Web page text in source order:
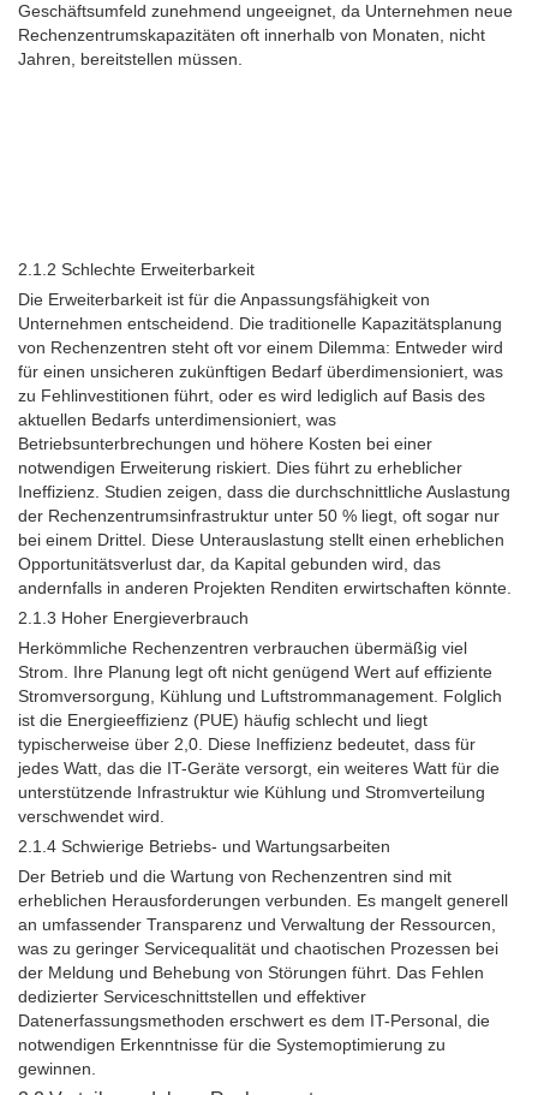
Geschäftsumfeld zunehmend ungeeignet, da Unternehmen neue
Rechenzentrumskapazitäten oft innerhalb von Monaten, nicht
Jahren, bereitstellen müssen.
2.1.2 Schlechte Erweiterbarkeit
Die Erweiterbarkeit ist für die Anpassungsfähigkeit von
Unternehmen entscheidend. Die traditionelle Kapazitätsplanung
von Rechenzentren steht oft vor einem Dilemma: Entweder wird
für einen unsicheren zukünftigen Bedarf überdimensioniert, was
zu Fehlinvestitionen führt, oder es wird lediglich auf Basis des
aktuellen Bedarfs unterdimensioniert, was
Betriebsunterbrechungen und höhere Kosten bei einer
notwendigen Erweiterung riskiert. Dies führt zu erheblicher
Ineffizienz. Studien zeigen, dass die durchschnittliche Auslastung
der Rechenzentrumsinfrastruktur unter 50 % liegt, oft sogar nur
bei einem Drittel. Diese Unterauslastung stellt einen erheblichen
Opportunitätsverlust dar, da Kapital gebunden wird, das
andernfalls in anderen Projekten Renditen erwirtschaften könnte.
2.1.3 Hoher Energieverbrauch
Herkömmliche Rechenzentren verbrauchen übermäßig viel
Strom. Ihre Planung legt oft nicht genügend Wert auf effiziente
Stromversorgung, Kühlung und Luftstrommanagement. Folglich
ist die Energieeffizienz (PUE) häufig schlecht und liegt
typischerweise über 2,0. Diese Ineffizienz bedeutet, dass für
jedes Watt, das die IT-Geräte versorgt, ein weiteres Watt für die
unterstützende Infrastruktur wie Kühlung und Stromverteilung
verschwendet wird.
2.1.4 Schwierige Betriebs- und Wartungsarbeiten
Der Betrieb und die Wartung von Rechenzentren sind mit
erheblichen Herausforderungen verbunden. Es mangelt generell
an umfassender Transparenz und Verwaltung der Ressourcen,
was zu geringer Servicequalität und chaotischen Prozessen bei
der Meldung und Behebung von Störungen führt. Das Fehlen
dedizierter Serviceschnittstellen und effektiver
Datenerfassungsmethoden erschwert es dem IT-Personal, die
notwendigen Erkenntnisse für die Systemoptimierung zu
gewinnen.